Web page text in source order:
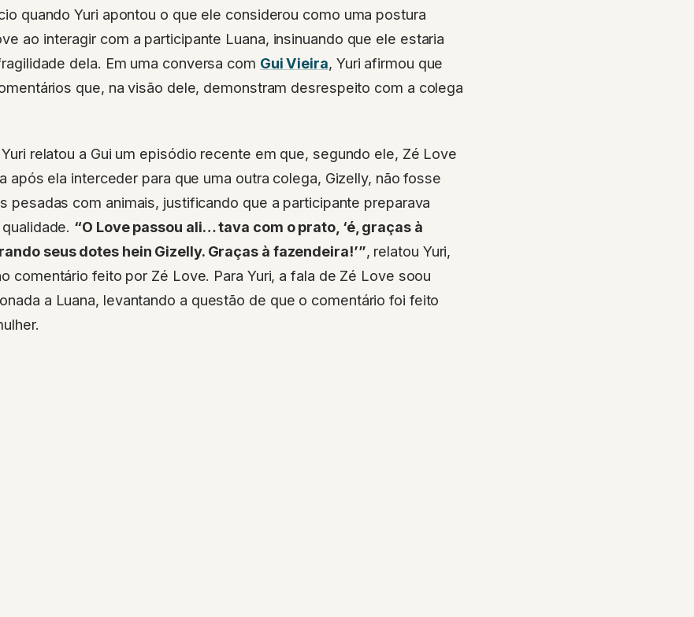
quando Yuri apontou o que ele considerou como uma postura
ao interagir com a participante Luana, insinuando que ele estaria
dela. Em uma conversa com Gui Vieira, Yuri afirmou que
que, na visão dele, demonstram desrespeito com a colega
relatou a Gui um episódio recente em que, segundo ele, Zé Love
após ela interceder para que uma outra colega, Gizelly, não fosse
pesadas com animais, justificando que a participante preparava
“O Love passou ali… tava com o prato, ‘é, graças à
seus dotes hein Gizelly. Graças à fazendeira!’”, relatou Yuri,
comentário feito por Zé Love. Para Yuri, a fala de Zé Love soou
a Luana, levantando a questão de que o comentário foi feito